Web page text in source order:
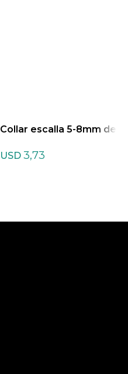
Collar escalla 5-8mm de
USD 3,73